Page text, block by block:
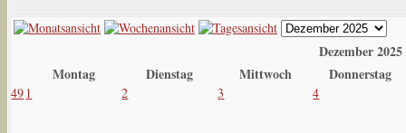
Dezember 2025
Montag
Dienstag Mittwoch Donnerstag
49 1 2 3 4